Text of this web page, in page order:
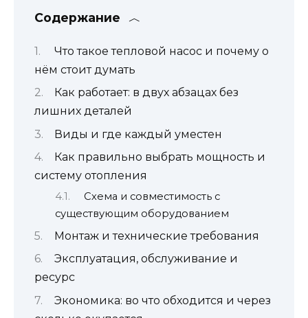
Содержание
Что такое тепловой насос и почему о
нём стоит думать
Как работает: в двух абзацах без
лишних деталей
Виды и где каждый уместен
Как правильно выбрать мощность и
систему отопления
Схема и совместимость с
существующим оборудованием
Монтаж и технические требования
Эксплуатация, обслуживание и
ресурс
Экономика: во что обходится и через